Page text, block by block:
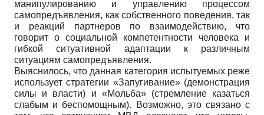
манипулированию и управлению процессом
самопредъявления, как собственного поведения, так
и реакций партнеров по взаимодействию, что
говорит о социальной компетентности человека и
гибкой ситуативной адаптации к различным
ситуациям самопредъявления.
Выяснилось, что данная категория испытуемых реже
использует стратегии «Запугивание» (демонстрация
силы и власти) и «Мольба» (стремление казаться
слабым и беспомощным). Возможно, это связано с